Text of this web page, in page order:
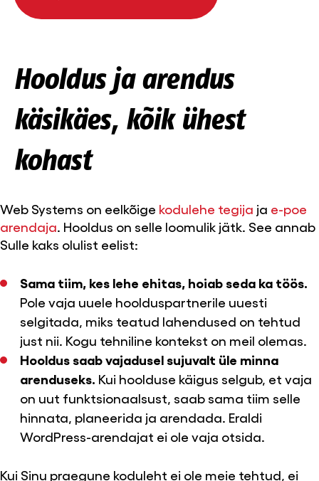
Hooldus ja arendus
käsikäes, kõik ühest
kohast
Web Systems on eelkõige kodulehe tegija ja e-poe
arendaja. Hooldus on selle loomulik jätk. See annab
Sulle kaks olulist eelist:
Sama tiim, kes lehe ehitas, hoiab seda ka töös.
Pole vaja uuele hoolduspartnerile uuesti
selgitada, miks teatud lahendused on tehtud
just nii. Kogu tehniline kontekst on meil olemas.
Hooldus saab vajadusel sujuvalt üle minna
arenduseks. Kui hoolduse käigus selgub, et vaja
on uut funktsionaalsust, saab sama tiim selle
hinnata, planeerida ja arendada. Eraldi
WordPress-arendajat ei ole vaja otsida.
Kui Sinu praegune koduleht ei ole meie tehtud, ei